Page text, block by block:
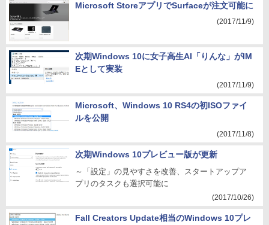
Microsoft StoreアプリでSurfaceが注文可能に
(2017/11/9)
次期Windows 10に女子高生AI「りんな」がIM
Eとして実装
(2017/11/9)
Microsoft、Windows 10 RS4の初ISOファイ
ルを公開
(2017/11/8)
次期Windows 10プレビュー版が更新
～「設定」の見やすさを改善、スタートアップア
プリのタスクも選択可能に
(2017/10/26)
Fall Creators Update相当のWindows 10プレ